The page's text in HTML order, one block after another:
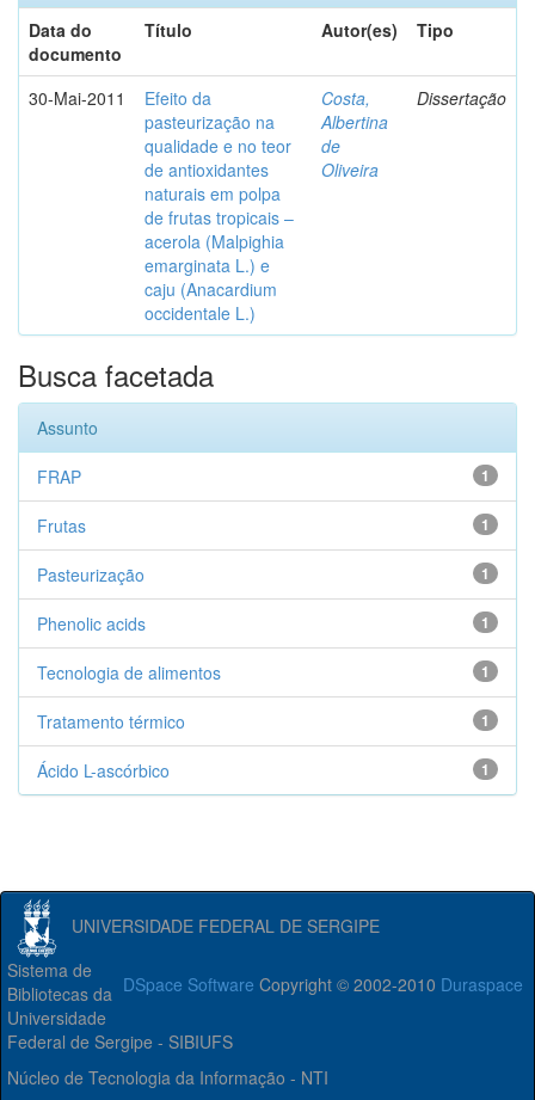
Data do
documento
Título Autor(es) Tipo
30-Mai-2011
Efeito da
pasteurização na
qualidade e no teor
de antioxidantes
naturais em polpa
de frutas tropicais –
acerola (Malpighia
emarginata L.) e
caju (Anacardium
occidentale L.)
Costa,
Albertina
de
Oliveira
Dissertação
Busca facetada
Assunto
1
FRAP
1
Frutas
1
Pasteurização
1
Phenolic acids
1
Tecnologia de alimentos
1
Tratamento térmico
1
Ácido L-ascórbico
UNIVERSIDADE FEDERAL DE SERGIPE
DSpace Software Copyright © 2002-2010 Duraspace
Sistema de
Bibliotecas da
Universidade
Federal de Sergipe - SIBIUFS
Núcleo de Tecnologia da Informação - NTI